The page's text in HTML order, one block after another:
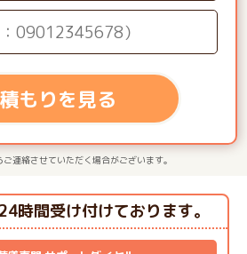
もりを見る
連絡させていただく場合がございます。
時間受け付けております。